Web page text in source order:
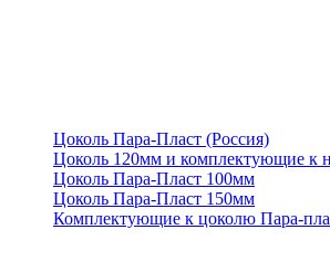
Цоколь Пара-Пласт (Россия)
Цоколь 120мм и комплектующие к
Цоколь Пара-Пласт 100мм
Цоколь Пара-Пласт 150мм
Комплектующие к цоколю Пара-